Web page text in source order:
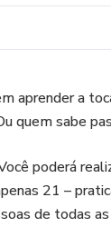
aprender a
quem sabe
poderá
21 –
de todas